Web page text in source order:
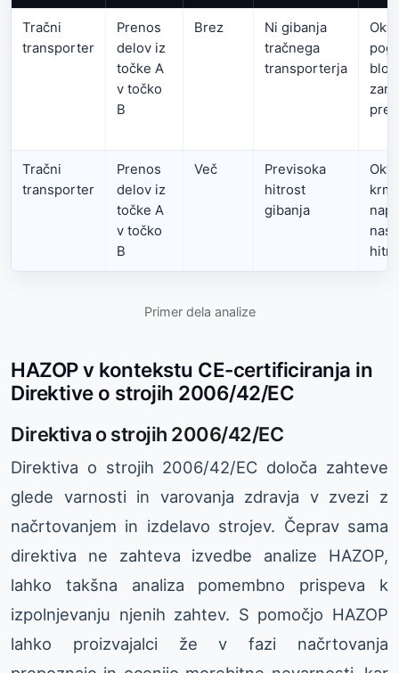
Tračni
transporter
Prenos
delov iz
točke A
v točko
B
Brez
Ni gibanja
tračnega
transporterja
Tračni
transporter
Prenos
delov iz
točke A
v točko
B
Več
Previsoka
hitrost
gibanja
Primer dela analize
HAZOP v kontekstu CE-certificiranja in
Direktive o strojih 2006/42/EC
Direktiva o strojih 2006/42/EC
Direktiva o strojih 2006/42/EC določa zahteve
glede varnosti in varovanja zdravja v zvezi z
načrtovanjem in izdelavo strojev. Čeprav sama
direktiva ne zahteva izvedbe analize HAZOP,
lahko takšna analiza pomembno prispeva k
izpolnjevanju njenih zahtev. S pomočjo HAZOP
lahko proizvajalci že v fazi načrtovanja